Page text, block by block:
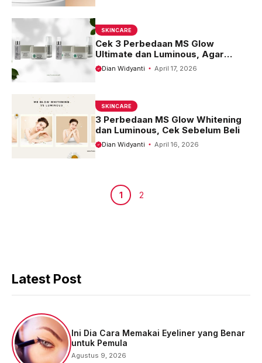
SKINCARE
Cek 3 Perbedaan MS Glow
Ultimate dan Luminous, Agar
Tidak Salah Beli!
Dian Widyanti April 17, 2026
SKINCARE
3 Perbedaan MS Glow Whitening
dan Luminous, Cek Sebelum Beli
Dian Widyanti April 16, 2026
Halaman
1 Halaman
2
Latest Post
Ini Dia Cara Memakai Eyeliner yang Benar
untuk Pemula
Agustus 9, 2026